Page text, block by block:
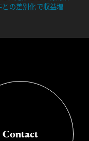
の差別化で収益増
Contact